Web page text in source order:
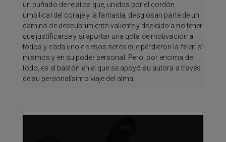
un puñado de relatos que, unidos por el cordón
umbilical del coraje y la fantasía, desglosan parte de un
camino de descubrimiento valiente y decidido a no tener
que justificarse y sí aportar una gota de motivación a
todos y cada uno de esos seres que perdieron la fe en sí
mismos y en su poder personal. Pero, por encima de
todo, es el bastón en el que se apoyó su autora a través
de su personalísimo viaje del alma.